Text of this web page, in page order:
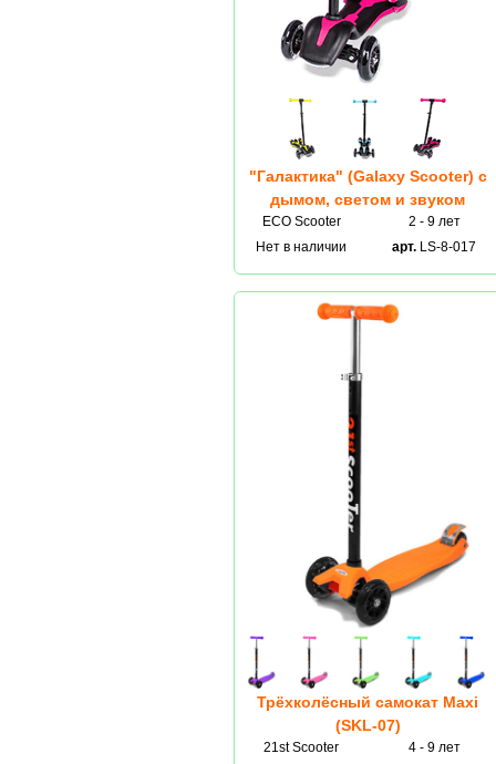
"Галактика" (Galaxy Scooter) с
дымом, светом и звуком
ECO Scooter
2 - 9 лет
Нет в наличии
арт. LS-8-017
Трёхколёсный самокат Maxi
(SKL-07)
21st Scooter
4 - 9 лет